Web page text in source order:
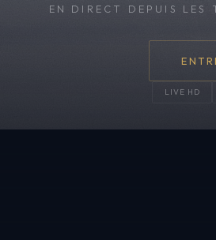
EN DIRECT DEPUIS LES
LIVE HD